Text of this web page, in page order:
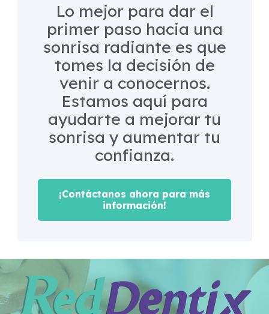
Lo mejor para dar el
primer paso hacia una
sonrisa radiante es que
tomes la decisión de
venir a conocernos.
Estamos aquí para
ayudarte a mejorar tu
sonrisa y aumentar tu
confianza.
¡Contáctanos ahora para más
información!